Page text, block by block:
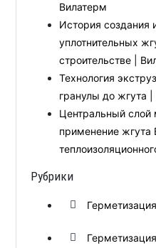
Вилатерм
История создания
уплотнительных
строительстве |
Технология
гранулы до жгута
Центральный слой
применение жгута
Рубрики